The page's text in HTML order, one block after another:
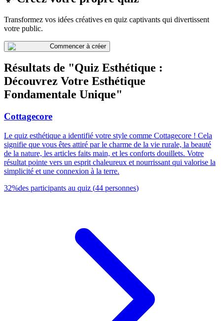
Transformez vos idées créatives en quiz captivants qui divertissent
votre public.
Commencer à créer
Résultats de "Quiz Esthétique :
Découvrez Votre Esthétique
Fondamentale Unique"
Cottagecore
Le quiz esthétique a identifié votre style comme Cottagecore ! Cela
signifie que vous êtes attiré par le charme de la vie rurale, la beauté
de la nature, les articles faits main, et les conforts douillets. Votre
résultat pointe vers un esprit chaleureux et nourrissant qui valorise la
simplicité et une connexion à la terre.
32%des participants au quiz (44 personnes)